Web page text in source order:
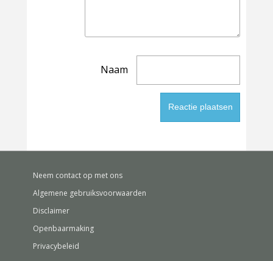
Naam
Neem contact op met ons
Algemene gebruiksvoorwaarden
Disclaimer
Openbaarmaking
Privacybeleid